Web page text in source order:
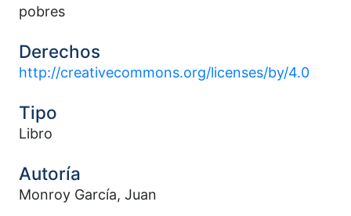
pobres
Derechos
http://creativecommons.org/licenses/by/4.0
Tipo
Libro
Autoría
Monroy García, Juan